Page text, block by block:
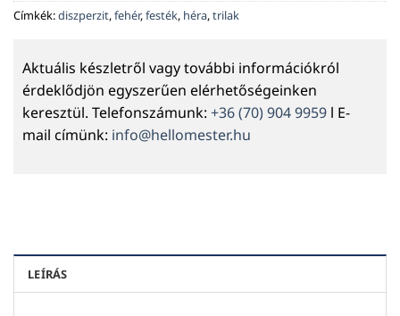
Címkék:diszperzit,fehér,festék, héra,trilak
Aktuális készletről vagy további információkról
érdeklődjön egyszerűen elérhetőségeinken
keresztül. Telefonszámunk: +36 (70) 904 9959 l E-
mail címünk: info@hellomester.hu
LEÍRÁS